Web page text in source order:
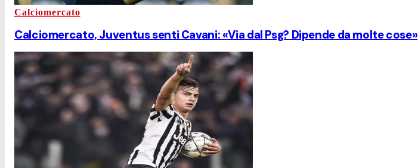
Calciomercato
Calciomercato, Juventus senti Cavani: «Via dal Psg? Dipende da molte cose»